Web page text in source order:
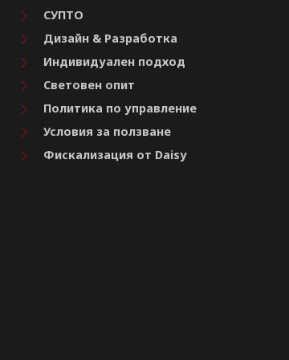
СУПТО
Дизайн & Разработка
Индивидуален подход
Световен опит
Политика по управление
Условия за ползване
Фискализация от Daisy